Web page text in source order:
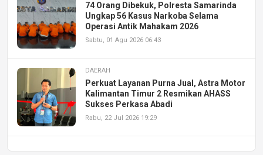
74 Orang Dibekuk, Polresta Samarinda
Ungkap 56 Kasus Narkoba Selama
Operasi Antik Mahakam 2026
Sabtu, 01 Agu 2026 06:43
DAERAH
Perkuat Layanan Purna Jual, Astra Motor
Kalimantan Timur 2 Resmikan AHASS
Sukses Perkasa Abadi
Rabu, 22 Jul 2026 19:29